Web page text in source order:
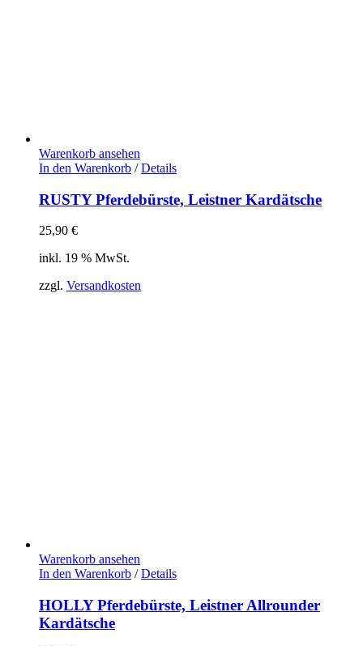
Warenkorb ansehen
In den Warenkorb / Details
RUSTY Pferdebürste, Leistner Kardätsche
25,90 €
inkl. 19 % MwSt.
zzgl. Versandkosten
Warenkorb ansehen
In den Warenkorb / Details
HOLLY Pferdebürste, Leistner Allrounder
Kardätsche